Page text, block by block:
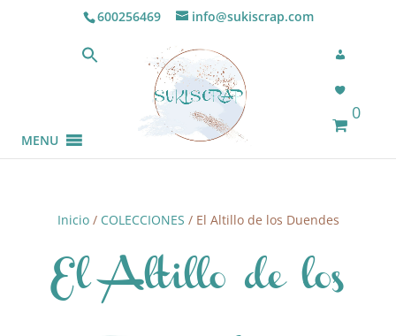
600256469 info@sukiscrap.com
0
MENU
Inicio/ COLECCIONES / El Altillo de los Duendes
El Altillo de los